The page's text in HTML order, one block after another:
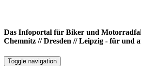
Das Infoportal für Biker und
Chemnitz // Dresden // Leipzig - für und
Toggle navigation